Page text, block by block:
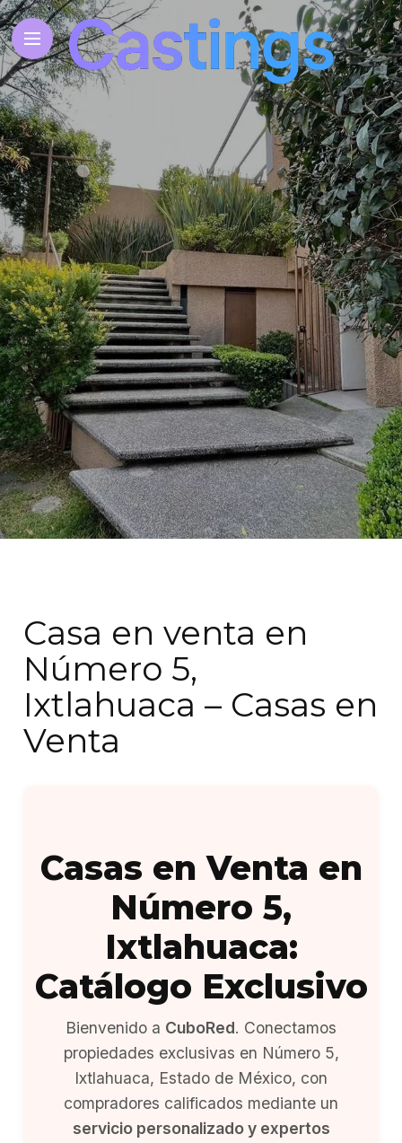
Casa en venta en
Número 5,
Ixtlahuaca – Casas en
Venta
Casas en Venta en
Número 5,
Ixtlahuaca:
Catálogo Exclusivo
Bienvenido a CuboRed. Conectamos
propiedades exclusivas en Número 5,
Ixtlahuaca, Estado de México, con
compradores calificados mediante un
servicio personalizado y expertos